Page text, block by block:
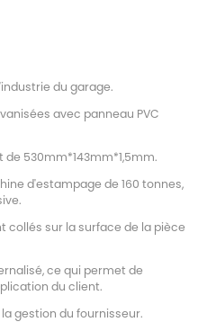
du garage.
avec panneau PVC
de 530mm*143mm*1,5mm.
d'estampage de 160 tonnes,
collés sur la surface de la pièce
ce qui permet de
du client.
gestion du fournisseur.